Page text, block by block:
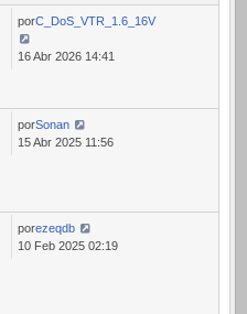
23
porC_DoS_VTR_1.6_16V
16 Abr 2026 14:41
porSonan
15 Abr 2025 11:56
porezeqdb
10 Feb 2025 02:19